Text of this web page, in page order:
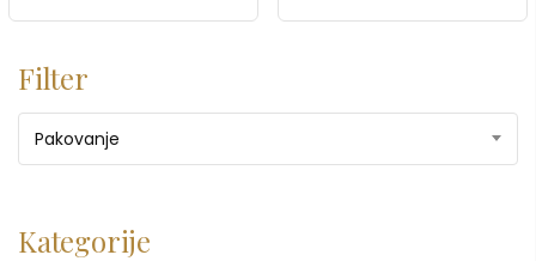
Filter
Pakovanje
Kategorije